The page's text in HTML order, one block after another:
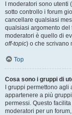
I moderatori sono
sotto controllo i forum
cancellare qualsiasi
qualsiasi argomento del
moderatori è quello di
off-topic) o che scrivano
Top
Cosa sono i gruppi di
I gruppi permettono
appartenere a più
permessi. Questo
moderatori per un